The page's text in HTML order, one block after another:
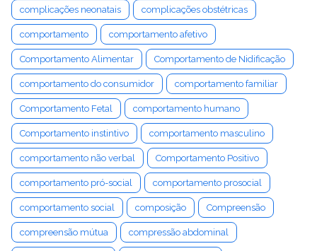
complicações neonatais complicações obstétricas
comportamento comportamento afetivo
Comportamento Alimentar Comportamento de Nidificação
comportamento do consumidor comportamento familiar
Comportamento Fetal comportamento humano
Comportamento instintivo comportamento masculino
comportamento não verbal Comportamento Positivo
comportamento pró-social comportamento prosocial
comportamento social composição Compreensão
compreensão mútua compressão abdominal